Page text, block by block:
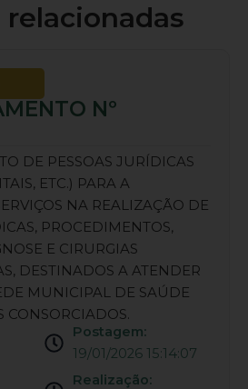
Nº
DE PESSOAS JURÍDICAS
ETC.) PARA A
NA REALIZAÇÃO DE
PROCEDIMENTOS,
E CIRURGIAS
DESTINADOS A ATENDER
MUNICIPAL DE SAÚDE
CONSORCIADOS.
Postagem:
19/01/2026 15:14:07
Realização: